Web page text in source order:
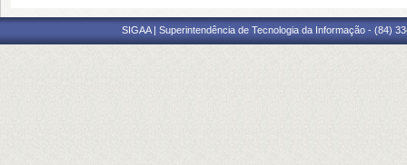
SIGAA | Superintendência de Tecnologia da Informação - (84)